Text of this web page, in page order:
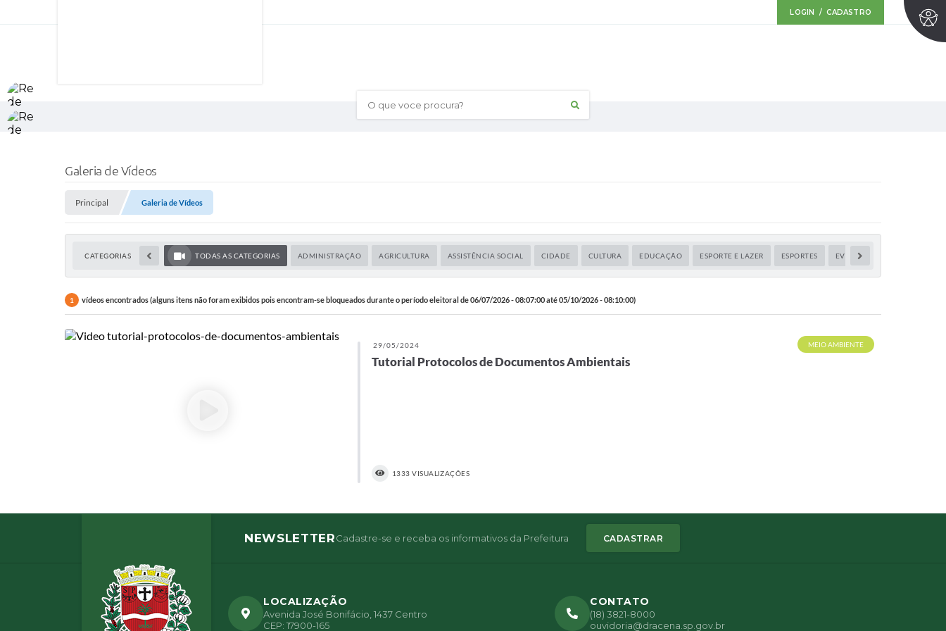
LOGIN / CADASTRO
O que voce procura?
Galeria de Vídeos
Principal Galeria de Vídeos
CATEGORIAS TODAS AS CATEGORIAS ADMINISTRAÇÃO AGRICULTURA ASSISTÊNCIA SOCIAL CIDADE CULTURA EDUCAÇÃO ESPORTE E LAZER ESPORTES EVENTOS
1 vídeos encontrados (alguns itens não foram exibidos pois encontram-se bloqueados durante o período eleitoral de 06/07/2026 - 08:07:00 até 05/10/2026 - 08:10:00)
MEIO AMBIENTE
29/05/2024
Tutorial Protocolos de Documentos Ambientais
1333 VISUALIZAÇÕES
NEWSLETTERCadastre-se e receba os informativos da Prefeitura CADASTRAR
LOCALIZAÇÃO
Avenida José Bonifácio, 1437 Centro
CEP: 17900-165
CONTATO
(18) 3821-8000
ouvidoria@dracena.sp.gov.br